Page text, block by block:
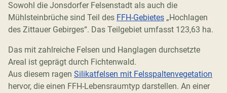
Sowohl die Jonsdorfer Felsenstadt als auch die
Mühlsteinbrüche sind Teil des FFH-Gebietes „Hochlagen
des Zittauer Gebirges“. Das Teilgebiet umfasst 123,63 ha.
Das mit zahlreiche Felsen und Hanglagen durchsetzte
Areal ist geprägt durch Fichtenwald.
Aus diesem ragen Silikatfelsen mit Felsspaltenvegetation
hervor, die einen FFH-Lebensraumtyp darstellen. An einer